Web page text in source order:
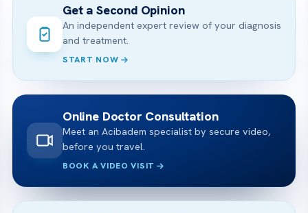
Get a Second Opinion
An independent expert review of your diagnosis
and treatment.
START NOW
Online Doctor Consultation
Meet an Acibadem specialist by secure video,
before you travel.
BOOK A VIDEO VISIT